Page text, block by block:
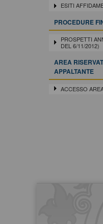
ESITI
PROCEDURE
PROSPETTI
DEL 6/11/2012)
AREA
APPALTANTE
ACCESSO